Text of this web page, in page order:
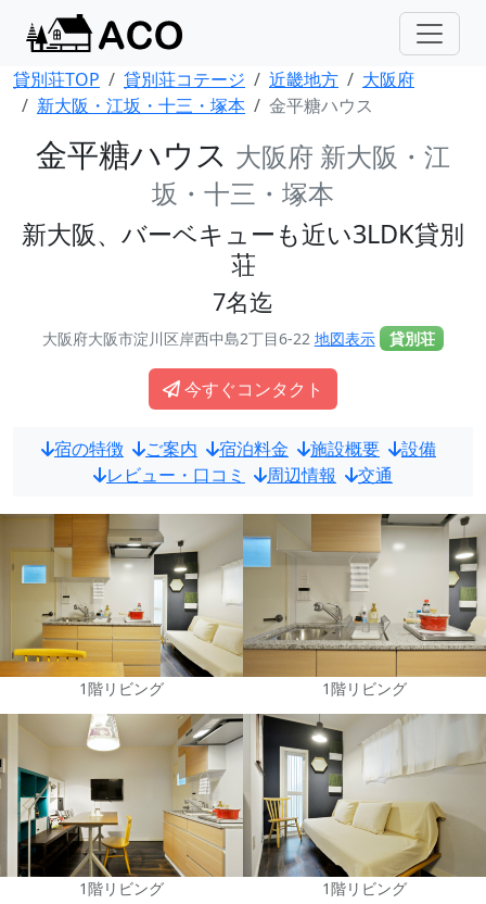
貸別荘TOP 貸別荘コテージ 近畿地方
大阪府
新大阪・江坂・十三・塚本
金平糖ハウス
金平糖ハウス 大阪府 新大阪・江
坂・十三・塚本
新大阪、バーベキューも近い3LDK貸別
荘
7名迄
大阪府大阪市淀川区岸西中島2丁目6-22 地図表示 貸別荘
今すぐコンタクト
宿の特徴 ご案内 宿泊料金 施設概要
設備
レビュー・口コミ
周辺情報 交通
1階リビング 1階リビング
1階リビング 1階リビング